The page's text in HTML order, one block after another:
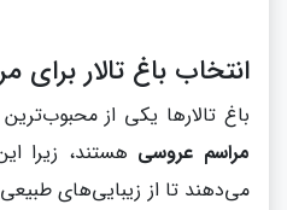
انتخاب باغ تالار برای
باغ تالارها یکی از
مراسم عروسی هستند، زیرا
می‌دهند تا از زیبایی‌های